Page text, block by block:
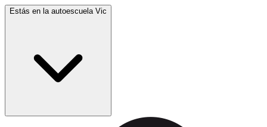
Estás en la autoescuela Vic